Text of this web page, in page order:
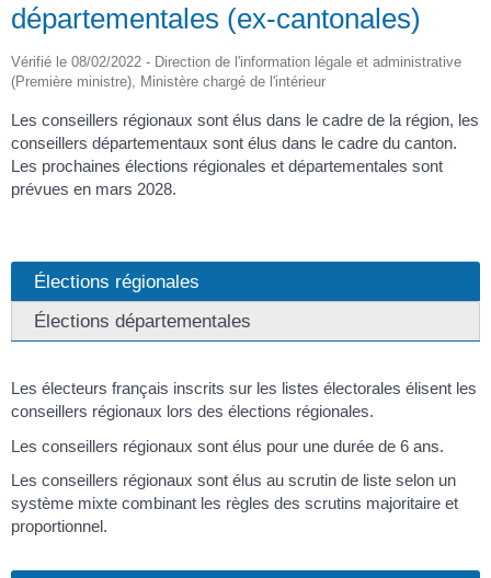
départementales (ex-cantonales)
Vérifié le 08/02/2022 - Direction de l'information légale et administrative
(Première ministre), Ministère chargé de l'intérieur
Les conseillers régionaux sont élus dans le cadre de la région, les
conseillers départementaux sont élus dans le cadre du canton.
Les prochaines élections régionales et départementales sont
prévues en mars 2028.
Élections régionales
Élections départementales
Les électeurs français inscrits sur les listes électorales élisent les
conseillers régionaux lors des élections régionales.
Les conseillers régionaux sont élus pour une durée de 6 ans.
Les conseillers régionaux sont élus au scrutin de liste selon un
système mixte combinant les règles des scrutins majoritaire et
proportionnel.